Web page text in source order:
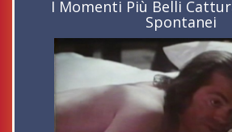
I Momenti Più Belli
Spontanei